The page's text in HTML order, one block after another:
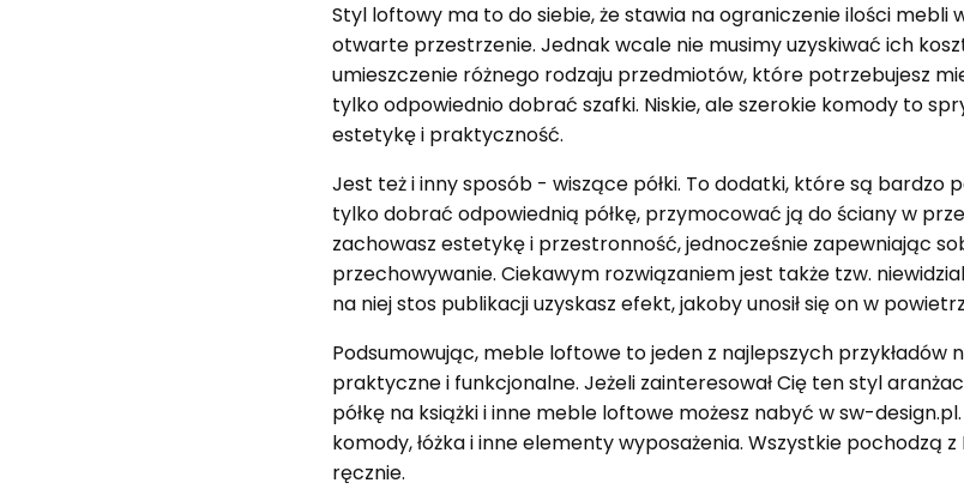
Styl loftowy ma to do siebie, że stawia na ograniczenie ilości mebli
otwarte przestrzenie. Jednak wcale nie musimy uzyskiwać ich
umieszczenie różnego rodzaju przedmiotów, które potrzebujesz
tylko odpowiednio dobrać szafki. Niskie, ale szerokie komody to
estetykę i praktyczność.
Jest też i inny sposób - wiszące półki. To dodatki, które są bardzo
tylko dobrać odpowiednią półkę, przymocować ją do ściany w
zachowasz estetykę i przestronność, jednocześnie zapewniając
przechowywanie. Ciekawym rozwiązaniem jest także tzw.
na niej stos publikacji uzyskasz efekt, jakoby unosił się on w
Podsumowując, meble loftowe to jeden z najlepszych przykładów
praktyczne i funkcjonalne. Jeżeli zainteresował Cię ten styl
półkę na książki i inne meble loftowe możesz nabyć w sw-
komody, łóżka i inne elementy wyposażenia. Wszystkie pochodzą
ręcznie.